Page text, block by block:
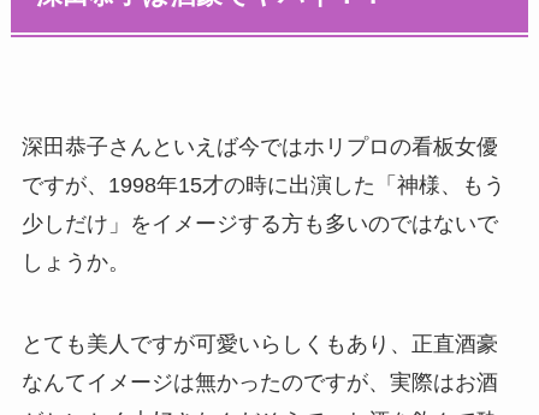
深田恭子さんといえば今ではホリプロの看板女優
ですが、1998年15才の時に出演した「神様、もう
少しだけ」をイメージする方も多いのではないで
しょうか。
とても美人ですが可愛いらしくもあり、正直酒豪
なんてイメージは無かったのですが、実際はお酒